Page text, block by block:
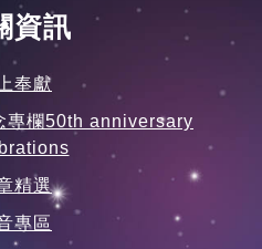
資訊
奉獻
專欄50th anniversary
精選
專區